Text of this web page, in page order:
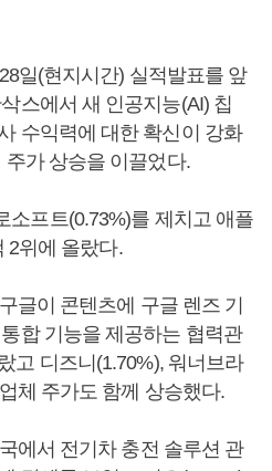
일(현지시간) 실적발표를 앞
스에서 새 인공지능(AI) 칩
수익력에 대한 확신이 강화
가 상승을 이끌었다.
소프트(0.73%)를 제치고 애플
2위에 올랐다.
글이 콘텐츠에 구글 렌즈 기
합 기능을 제공하는 협력관
고 디즈니(1.70%), 워너브라
체 주가도 함께 상승했다.
에서 전기차 충전 솔루션 관